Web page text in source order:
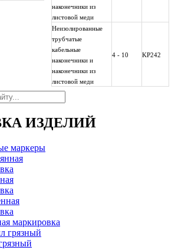
наконечники из
листовой меди
Неизолированные
трубчатые
кабельные
наконечники и
наконечники из
листовой меди
4 - 10 KP242
ИЗДЕЛИЙ
маркеры
маркировка